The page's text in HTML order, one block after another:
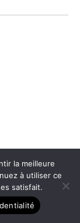
la meilleure
à utiliser ce
satisfait.